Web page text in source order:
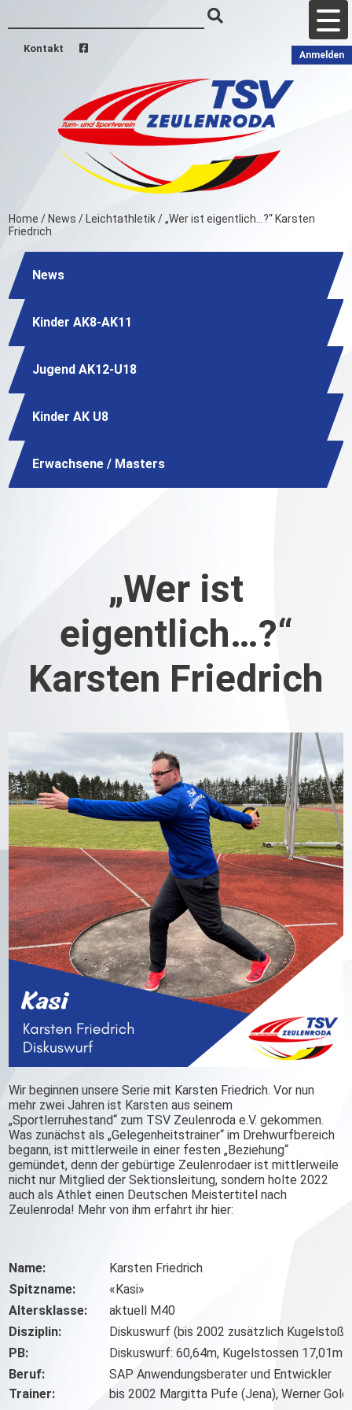
Kontakt
Anmelden
Home /News /Leichtathletik/„Wer ist eigentlich…?“ Karsten
Friedrich
News
Kinder AK8-AK11
Jugend AK12-U18
Kinder AK U8
Erwachsene / Masters
„Wer ist
eigentlich…?“
Karsten Friedrich
Wir beginnen unsere Serie mit Karsten Friedrich. Vor nun
mehr zwei Jahren ist Karsten aus seinem
„Sportlerruhestand“ zum TSV Zeulenroda e.V. gekommen.
Was zunächst als „Gelegenheitstrainer“ im Drehwurfbereich
begann, ist mittlerweile in einer festen „Beziehung“
gemündet, denn der gebürtige Zeulenrodaer ist mittlerweile
nicht nur Mitglied der Sektionsleitung, sondern holte 2022
auch als Athlet einen Deutschen Meistertitel nach
Zeulenroda! Mehr von ihm erfahrt ihr hier:
Name:
Karsten Friedrich
Spitzname:
«Kasi»
Altersklasse:
aktuell M40
Disziplin:
Diskuswurf (bis 2002 zusätzlich
PB:
Diskuswurf: 60,64m, Kugelstossen 17,01m
Beruf:
SAP Anwendungsberater und Entwickler
Trainer:
bis 2002 Margitta Pufe (Jena), Werner